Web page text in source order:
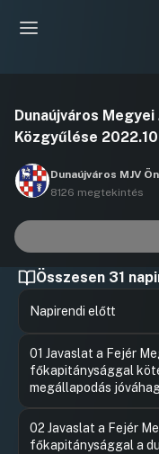
Dunaújváros
Közgyűlése
Dunaújváros MJV
8126 megtekintés
Összesen 31
Napirendi előtt
01 Javaslat a Fejér
főkapitánysággal
megállapodás
02 Javaslat a Fejér
főkapitánysággal a